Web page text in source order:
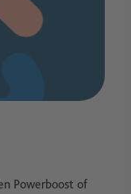
Powerboost of